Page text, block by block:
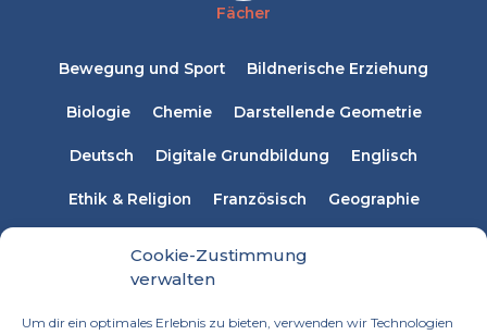
Cookie-Zustimmung
verwalten
Um dir ein optimales Erlebnis zu bieten, verwenden wir Technologien
Fächer
Bewegung und Sport Bildnerische Erziehung
Biologie Chemie Darstellende Geometrie
Deutsch Digitale Grundbildung Englisch
Ethik & Religion Französisch Geographie
Musikerziehung Naturwissenschaften
Russisch Spanisch Sprachen